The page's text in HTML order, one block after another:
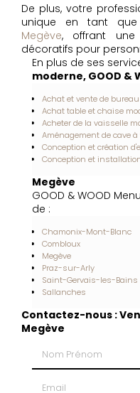
De plus, votre
unique en tant que
Megève, offrant
décoratifs pour
En plus de ses
moderne, GOOD &
Achat et vente de bureau
Achat table et chaise
Acheter de la vaisselle
Aménagement de cave à
Conception et création
Conception et
Megève
GOOD & WOOD
de :
Chamonix-Mont-Blanc
Combloux
Megève
Praz-sur-Arly
Saint-Gervais-les-Bains
Sallanches
Contactez-nous :
Megève